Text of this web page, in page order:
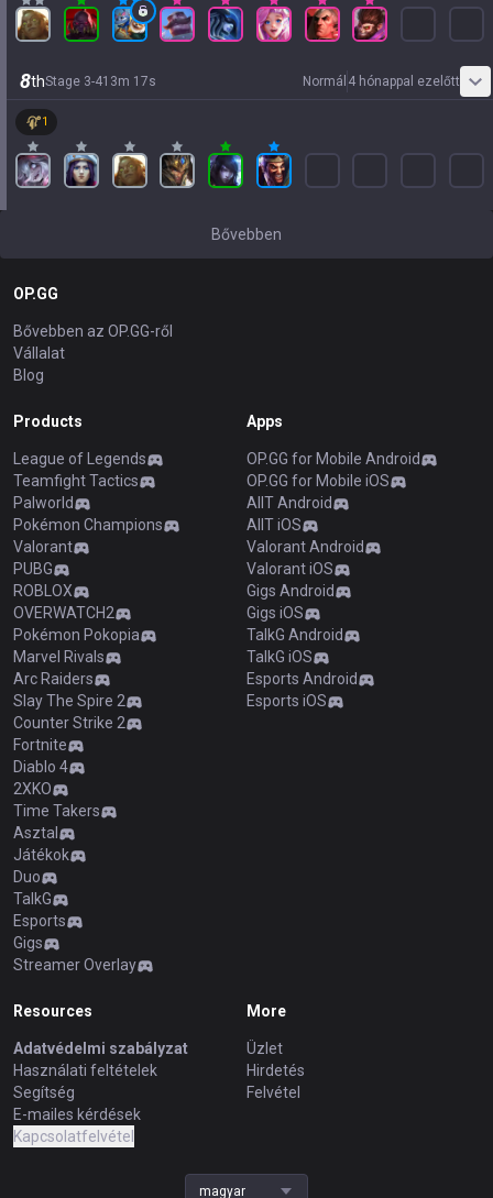
8thStage 3-413m 17s Normál 4 hónappal ezelőtt
1
Bővebben
OP.GG
Bővebben az OP.GG-ről
Vállalat
Blog
Products
League of Legends
Teamfight Tactics
Palworld
Pokémon Champions
Valorant
PUBG
ROBLOX
OVERWATCH2
Pokémon Pokopia
Marvel Rivals
Arc Raiders
Slay The Spire 2
Counter Strike 2
Fortnite
Diablo 4
2XKO
Time Takers
Asztal
Játékok
Duo
TalkG
Esports
Gigs
Streamer Overlay
Apps
OP.GG for Mobile Android
OP.GG for Mobile iOS
AllT Android
AllT iOS
Valorant Android
Valorant iOS
Gigs Android
Gigs iOS
TalkG Android
TalkG iOS
Esports Android
Esports iOS
Resources
Adatvédelmi szabályzat
Használati feltételek
Segítség
E-mailes kérdések
Kapcsolatfelvétel
More
Üzlet
Hirdetés
Felvétel
magyar